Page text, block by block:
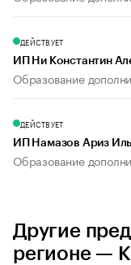
ДЕЙСТВУЕТ
ИП Ни Константин
Образование
ДЕЙСТВУЕТ
ИП Намазов Ариз
Образование
Другие
регионе —